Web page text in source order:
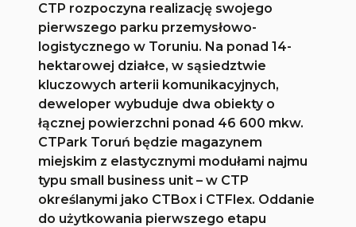
CTP rozpoczyna realizację swojego
pierwszego parku przemysłowo-
logistycznego w Toruniu. Na ponad 14-
hektarowej działce, w sąsiedztwie
kluczowych arterii komunikacyjnych,
deweloper wybuduje dwa obiekty o
łącznej powierzchni ponad 46 600 mkw.
CTPark Toruń będzie magazynem
miejskim z elastycznymi modułami najmu
typu small business unit – w CTP
określanymi jako CTBox i CTFlex. Oddanie
do użytkowania pierwszego etapu